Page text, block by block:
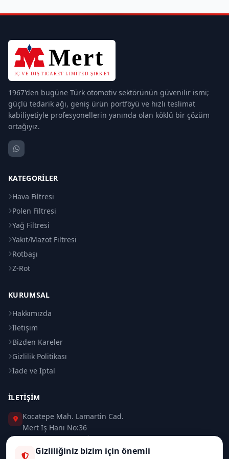
1967'den bugüne Türk otomotiv sektörünün güvenilir ismi;
güçlü tedarik ağı, geniş ürün portföyü ve hızlı teslimat
kabiliyetiyle profesyonellerin yanında olan köklü bir çözüm
ortağıyız.
KATEGORILER
Hava Filtresi
Polen Filtresi
Yağ Filtresi
Yakıt/Mazot Filtresi
Rotbaşı
Z-Rot
KURUMSAL
Hakkımızda
İletişim
Bizden Kareler
Gizlilik Politikası
İade ve İptal
İLETIŞIM
Kocatepe Mah. Lamartin Cad.
Mert İş Hanı No:36
Taksim / Beyoğlu / İSTANBUL
Gizliliğiniz bizim için önemli